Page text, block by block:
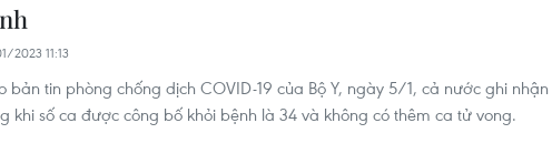
2023 11:13
bản tin phòng chống dịch COVID-19 của Bộ Y, ngày 5/1, cả nước ghi
khi số ca được công bố khỏi bệnh là 34 và không có thêm ca tử vong.